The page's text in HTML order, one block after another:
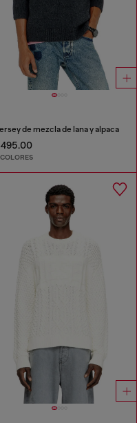
de mezcla de lana y alpaca